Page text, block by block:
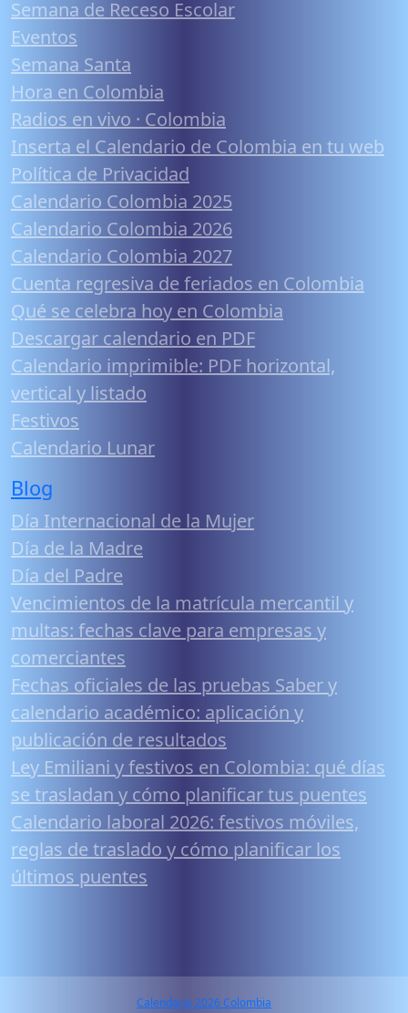
Semana de Receso Escolar
Eventos
Semana Santa
Hora en Colombia
Radios en vivo · Colombia
Inserta el Calendario de Colombia en tu web
Política de Privacidad
Calendario Colombia 2025
Calendario Colombia 2026
Calendario Colombia 2027
Cuenta regresiva de feriados en Colombia
Qué se celebra hoy en Colombia
Descargar calendario en PDF
Calendario imprimible: PDF horizontal,
vertical y listado
Festivos
Calendario Lunar
Blog
Día Internacional de la Mujer
Día de la Madre
Día del Padre
Vencimientos de la matrícula mercantil y
multas: fechas clave para empresas y
comerciantes
Fechas oficiales de las pruebas Saber y
calendario académico: aplicación y
publicación de resultados
Ley Emiliani y festivos en Colombia: qué días
se trasladan y cómo planificar tus puentes
Calendario laboral 2026: festivos móviles,
reglas de traslado y cómo planificar los
últimos puentes
Calendario 2026 Colombia